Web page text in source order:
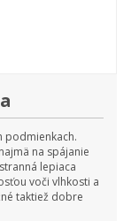
podmienkach.
na spájanie
lepiaca
voči vlhkosti a
taktiež dobre